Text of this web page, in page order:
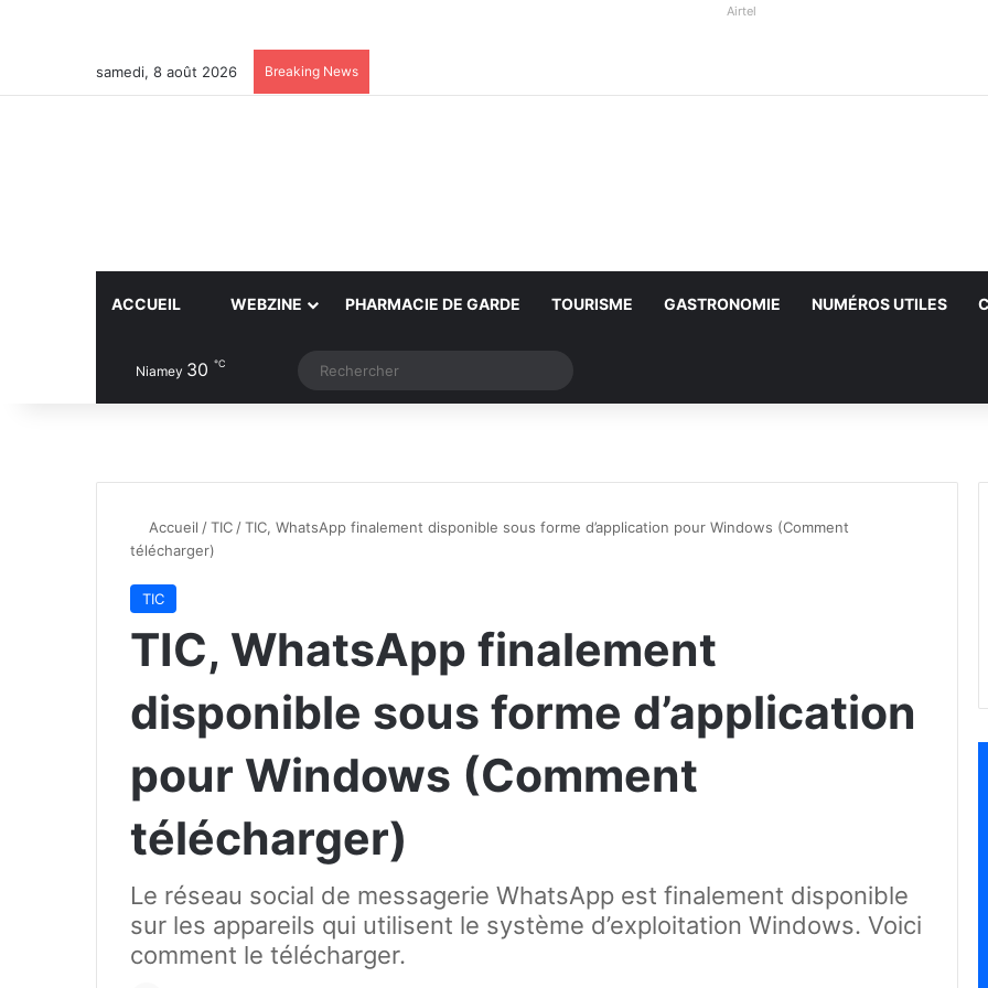
Airtel
samedi, 8 août 2026 Breaking News
ACCUEIL WEBZINE PHARMACIE DE GARDE TOURISME GASTRONOMIE NUMÉROS UTILES
Niamey 30 ℃ Article Aléatoire
Switch skin
Accueil /TIC/TIC, WhatsApp finalement disponible sous forme d’application pour Windows (Comment
télécharger)
TIC
TIC, WhatsApp finalement
disponible sous forme d’application
pour Windows (Comment
télécharger)
Le réseau social de messagerie WhatsApp est finalement disponible
sur les appareils qui utilisent le système d’exploitation Windows. Voici
comment le télécharger.